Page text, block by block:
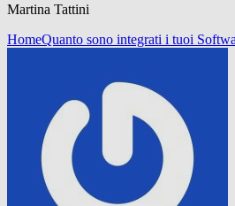
Martina Tattini
HomeQuanto sono integrati i tuoi